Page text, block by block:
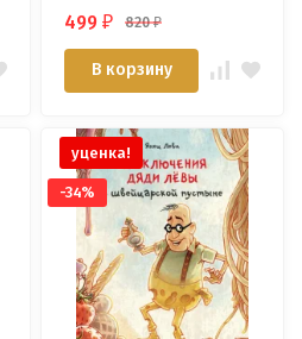
499₽ 820₽
В корзину
уценка!
-34%